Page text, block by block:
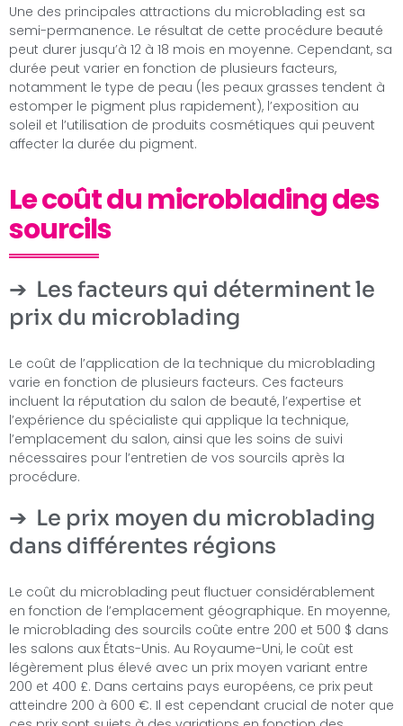
Une des principales attractions du microblading est sa
semi-permanence. Le résultat de cette procédure beauté
peut durer jusqu’à 12 à 18 mois en moyenne. Cependant, sa
durée peut varier en fonction de plusieurs facteurs,
notamment le type de peau (les peaux grasses tendent à
estomper le pigment plus rapidement), l’exposition au
soleil et l’utilisation de produits cosmétiques qui peuvent
affecter la durée du pigment.
Le coût du microblading des
sourcils
Les facteurs qui déterminent le
prix du microblading
Le coût de l’application de la technique du microblading
varie en fonction de plusieurs facteurs. Ces facteurs
incluent la réputation du salon de beauté, l’expertise et
l’expérience du spécialiste qui applique la technique,
l’emplacement du salon, ainsi que les soins de suivi
nécessaires pour l’entretien de vos sourcils après la
procédure.
Le prix moyen du microblading
dans différentes régions
Le coût du microblading peut fluctuer considérablement
en fonction de l’emplacement géographique. En moyenne,
le microblading des sourcils coûte entre 200 et 500 $ dans
les salons aux États-Unis. Au Royaume-Uni, le coût est
légèrement plus élevé avec un prix moyen variant entre
200 et 400 £. Dans certains pays européens, ce prix peut
atteindre 200 à 600 €. Il est cependant crucial de noter que